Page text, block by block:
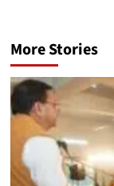
More Stories